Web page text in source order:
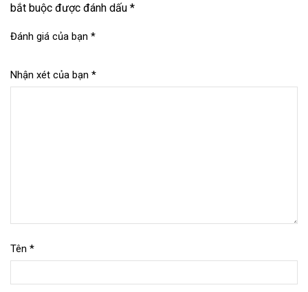
bắt buộc được đánh dấu *
Đánh giá của bạn *
Nhận xét của bạn *
Tên *